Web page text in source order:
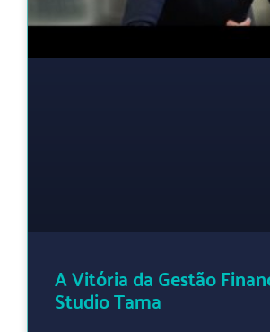
A Vitória da Gestão
Studio Tama